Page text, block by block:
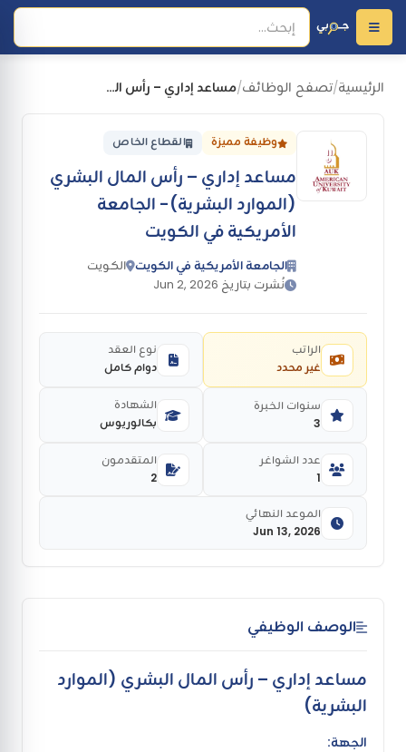
الرئيسية/تصفح الوظائف/ مساعد إداري – رأس المال البشري (الموارد البشرية)- الجامعة الأمريكية في الكويت
وظيفة مميزة القطاع الخاص
مساعد إداري – رأس المال البشري
(الموارد البشرية)- الجامعة
الأمريكية في الكويت
الجامعة الأمريكية في الكويت الكويت
نُشرت بتاريخ Jun 2, 2026
غير محدد
الراتب
دوام كامل
نوع العقد
3
سنوات الخبرة
بكالوريوس
الشهادة
1
عدد الشواغر
2
المتقدمون
Jun 13, 2026
الموعد النهائي
الوصف الوظيفي
مساعد إداري – رأس المال البشري (الموارد
البشرية)
الجهة: